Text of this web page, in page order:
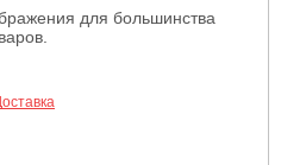
для большинства